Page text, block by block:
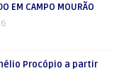
EM CAMPO MOURÃO
Procópio a partir